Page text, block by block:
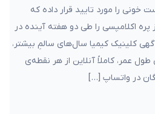
خونی را مورد تایید قرار داده که
۹۶ درصد بروز پره‌ اکلامپسی را طی دو هفته آینده در
کلینیک کیمیا سال‌های سالمِ بیشتر،
عمر، کاملاً آنلاین از هر نقطه‌ی